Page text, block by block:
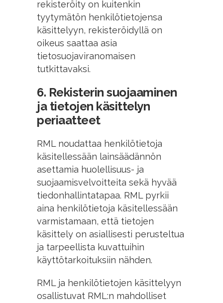
rekisteröity on kuitenkin
tyytymätön henkilötietojensa
käsittelyyn, rekisteröidyllä on
oikeus saattaa asia
tietosuojaviranomaisen
tutkittavaksi.
6. Rekisterin suojaaminen
ja tietojen käsittelyn
periaatteet
RML noudattaa henkilötietoja
käsitellessään lainsäädännön
asettamia huolellisuus- ja
suojaamisvelvoitteita sekä hyvää
tiedonhallintatapaa. RML pyrkii
aina henkilötietoja käsitellessään
varmistamaan, että tietojen
käsittely on asiallisesti perusteltua
ja tarpeellista kuvattuihin
käyttötarkoituksiin nähden.
RML ja henkilötietojen käsittelyyn
osallistuvat RML:n mahdolliset